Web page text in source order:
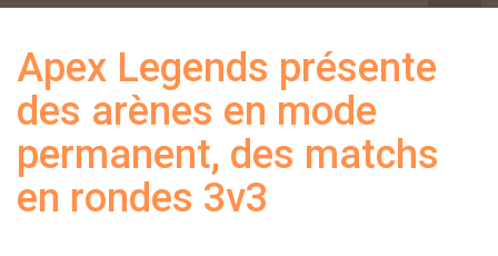
Apex Legends présente
des arènes en mode
permanent, des matchs
en rondes 3v3